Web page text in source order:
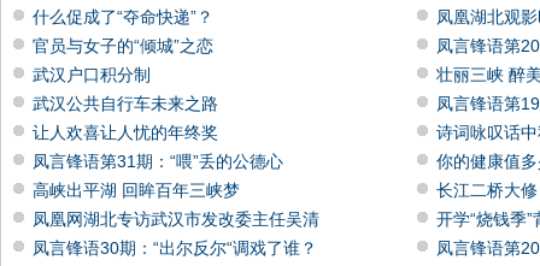
什么促成了“夺命快递”？
官员与女子的“倾城”之恋
武汉户口积分制
武汉公共自行车未来之路
让人欢喜让人忧的年终奖
凤言锋语第31期：“喂”丢的公德心
高峡出平湖 回眸百年三峡梦
凤凰网湖北专访武汉市发改委主任吴清
凤言锋语30期：“出尔反尔“调戏了谁？
凤凰湖北观
凤言锋语第
壮丽三峡 醉
凤言锋语第
诗词咏叹话
你的健康值
长江二桥大修
开学“烧钱季
凤言锋语第